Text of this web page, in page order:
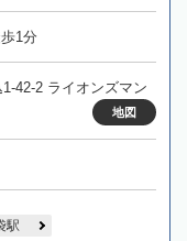
1分
42-2 ライオンズマン
地図
駅